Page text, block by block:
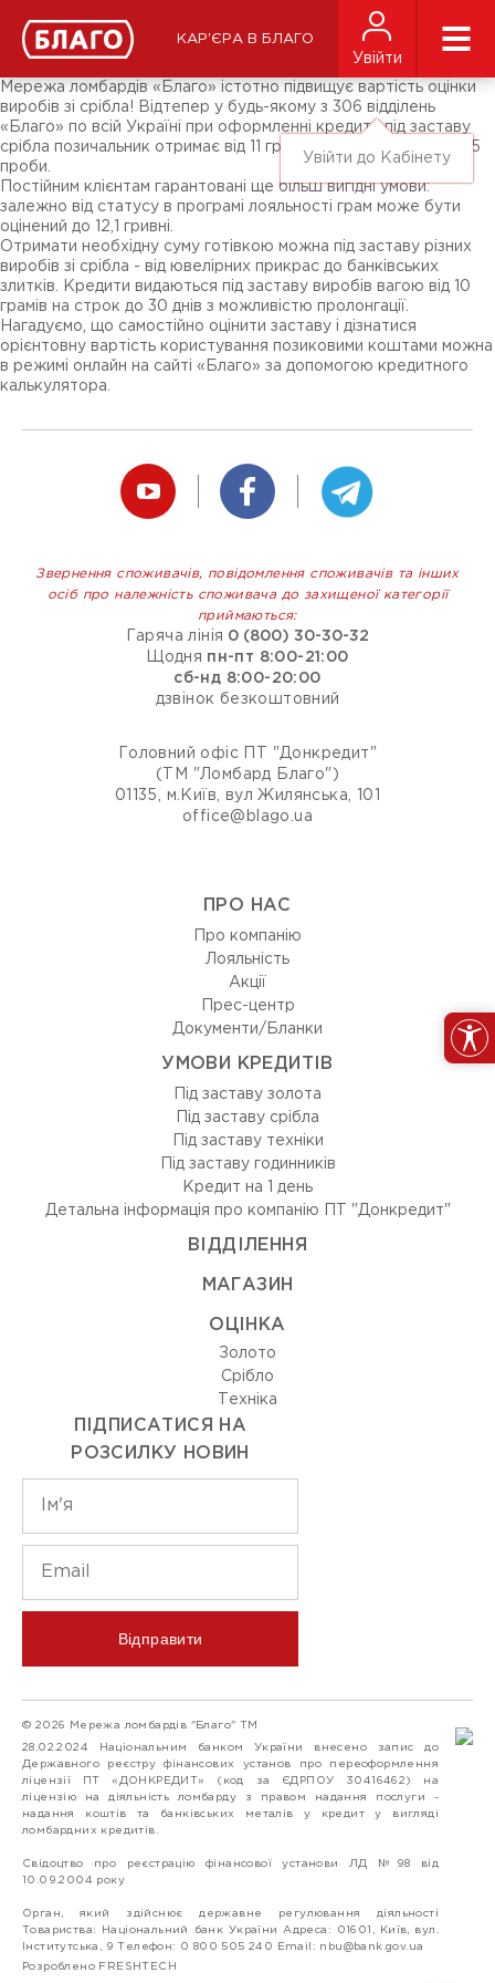
КАР'ЄРА В БЛАГО
Увійти
Увійти до Кабінету
ЗМІ про нас
Підписники соц-мереж
Ярмарки
Мережа ломбардів «Благо» істотно підвищує вартість оцінки
виробів зі срібла! Відтепер у будь-якому з 306 відділень
«Благо» по всій Україні при оформленні кредиту під заставу
срібла позичальник отримає від 11 гривень за грам металу 925
проби.
Постійним клієнтам гарантовані ще більш вигідні умови:
залежно від статусу в програмі лояльності грам може бути
оцінений до 12,1 гривні.
Отримати необхідну суму готівкою можна під заставу різних
виробів зі срібла - від ювелірних прикрас до банківських
злитків. Кредити видаються під заставу виробів вагою від 10
грамів на строк до 30 днів з можливістю пролонгації.
Нагадуємо, що самостійно оцінити заставу і дізнатися
орієнтовну вартість користування позиковими коштами можна
в режимі онлайн на сайті «Благо» за допомогою кредитного
калькулятора.
Звернення споживачів, повідомлення споживачів та інших
осіб про належність споживача до захищеної категорії
приймаються:
Гаряча лінія 0 (800) 30-30-32
Щодня пн-пт 8:00-21:00
сб-нд 8:00-20:00
дзвінок безкоштовний
Головний офіс ПТ "Донкредит"
(ТМ "Ломбард Благо")
01135, м.Київ, вул Жилянська, 101
office@blago.ua
ПРО НАС
Про компанію
Лояльність
Акції
Прес-центр
Документи/Бланки
УМОВИ КРЕДИТІВ
Під заставу золота
Під заставу срібла
Під заставу техніки
Під заставу годинників
Кредит на 1 день
Детальна інформація про компанію ПТ "Донкредит"
ВIДДIЛЕННЯ
МАГАЗИН
ОЦIНКА
Золото
Срiбло
Технiка
ПІДПИСАТИСЯ НА
РОЗСИЛКУ НОВИН
Відправити
© 2026 Мережа ломбардів "Благо" ТМ
28.02.2024 Національним банком України внесено запис до
Державного реєстру фінансових установ про переоформлення
ліцензії ПТ «ДОНКРЕДИТ» (код за ЄДРПОУ 30416462) на
ліцензію на діяльність ломбарду з правом надання послуги -
надання коштів та банківських металів у кредит у вигляді
ломбардних кредитів.
Свідоцтво про реєстрацію фінансової установи ЛД №98 від
10.09.2004 року
Орган, який здійснює державне регулювання діяльності
Товариства: Національний банк України Адреса: 01601, Київ, вул.
Інститутська, 9 Телефон: 0 800 505 240 Email: nbu@bank.gov.ua
Розроблено FRESHTECH